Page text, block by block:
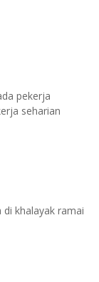
pekerja
seharian
di khalayak ramai